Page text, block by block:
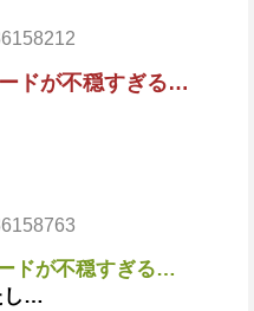
ドが不穏すぎる…
ドが不穏すぎる…
し…